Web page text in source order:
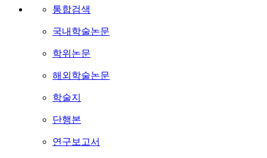
통합검색
국내학술논문
학위논문
해외학술논문
학술지
단행본
연구보고서